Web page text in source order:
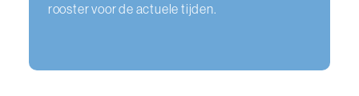
rooster voor de actuele tijden.